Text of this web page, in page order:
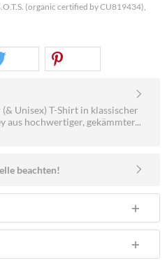
(organic certified by CU819434),
Unisex) T-Shirt in klassischer
aus hochwertiger, gekämmter...
beachten!